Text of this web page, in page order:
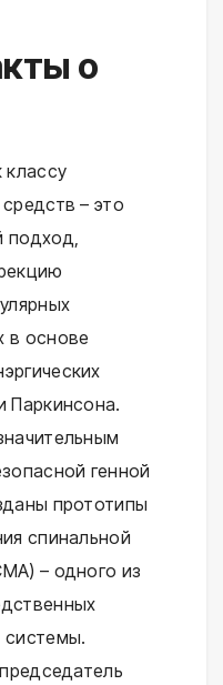
о
классу
– это
подход,
в основе
Паркинсона.
генной
прототипы
спинальной
– одного из
системы.